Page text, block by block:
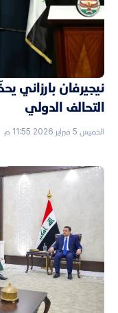
نيجيرفان بارزاني
التحالف الدولي
الخميس 5 فبراير 2026 11:55 م